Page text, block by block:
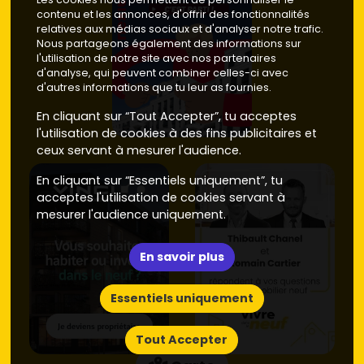
taille humaine.Prix moyen neuf: autour de4 000 à 4
800 €/m².
Limite Bois-Guillaume / plateau Nord: adresse
recherchée pour son cadre et ses services.
moyen neuf: de4 400 à 5 300 €/m², avec un pic sur
Entrées de Rouen – axe Route de Neufchâtel
secteurs bien connectés aux bus : pratique pour les
actifs.Prix moyen neuf : environ4 200 à 5 000 €/m²
Astuce : vérifie toujours l'orientation, la vue, la présence
d'unstationnementet la distance à pied des
. Et compare les prestations des
décider. Tu peux filtrer tout ça facilement sur
pour repérer les programmes qui matchent ton
cahier des charges.
Neuf vs ancien à Bihorel : budget,
énergie et revente
contenu et les annonces, d'offrir des fonctionnalités
relatives aux médias sociaux et d'analyser notre trafic.
Nous partageons également des informations sur
l'utilisation de notre site avec nos partenaires
d'analyse, qui peuvent combiner celles-ci avec
d'autres informations que tu leur as fournies.
En cliquant sur “Tout Accepter”, tu acceptes
l'utilisation de cookies à des fins publicitaires et
ceux servant à mesurer l'audience.
En cliquant sur “Essentiels uniquement”, tu
acceptes l'utilisation de cookies servant à
mesurer l'audience uniquement.
En savoir plus
Essentiels uniquement
Tout Accepter